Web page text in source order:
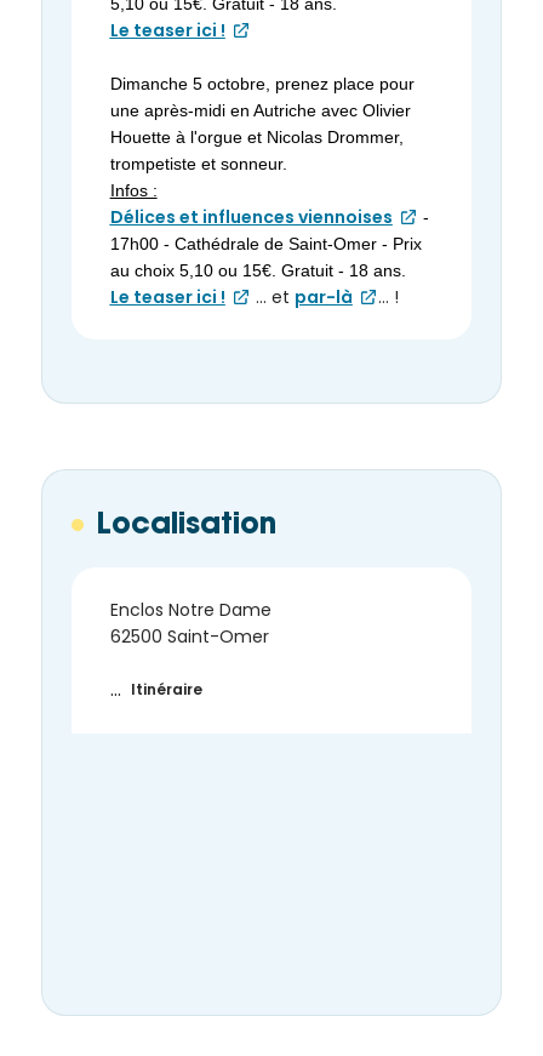
5,10 ou 15€. Gratuit - 18 ans.
Le teaser ici !
Dimanche 5 octobre, prenez place pour
une après-midi en Autriche avec Olivier
Houette à l'orgue et Nicolas Drommer,
trompetiste et sonneur.
Infos :
Délices et influences viennoises
-
17h00 - Cathédrale de Saint-Omer - Prix
au choix 5,10 ou 15€. Gratuit - 18 ans.
Le teaser ici ! ... et par-là ... !
Localisation
Enclos Notre Dame
62500 Saint-Omer
… Itinéraire